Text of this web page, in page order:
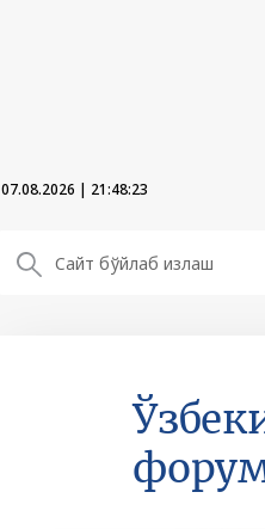
07.08.2026 | 21:48:24